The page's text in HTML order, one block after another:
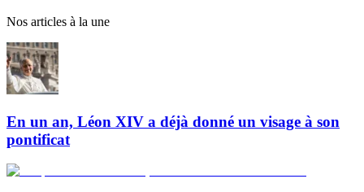
Nos articles à la une
En un an, Léon XIV a déjà donné un visage à son
pontificat